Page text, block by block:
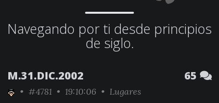
Navegando por ti desde principios
de siglo.
M.31.DIC.2002 65
• #4781 • 19:10:06 • Lugares